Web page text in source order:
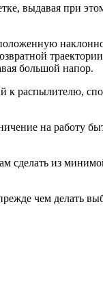
выдавая при
большой напор.
к распылителю,
на работу
сделать из
чем делать